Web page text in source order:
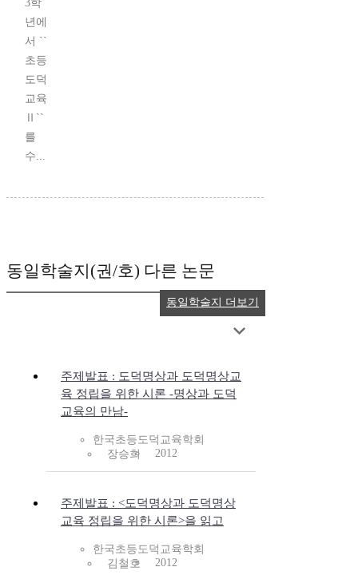
3학
년에
서 ``
초등
도덕
교육
Ⅱ``
를
수...
동일학술지(권/호) 다른 논문
주제발표 : 도덕명상과 도덕명상교
육 정립을 위한 시론 -명상과 도덕
교육의 만남-
한국초등도덕교육학회
장승희
2012
주제발표 : <도덕명상과 도덕명상
교육 정립을 위한 시론>을 읽고
한국초등도덕교육학회
김철호
2012
동일학술지 더보기